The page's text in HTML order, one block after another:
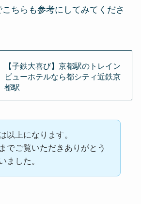
ちらも参考にしてみてくださ
【子鉄大喜び】京都駅のトレイン
ビューホテルなら都シティ近鉄京
都駅
以上になります。
でご覧いただきありがとう
ました。